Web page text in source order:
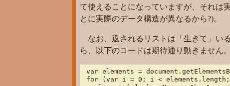
て使えることになっていますが、それは
とに実際のデータ構造が異なるから?)。
なお、返されるリストは「生きて」い
ら、以下のコードは期待通り動きません。
var elements =
for (var i = 0; i <